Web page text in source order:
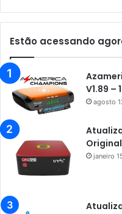
Estão acessando
V1.89 –
agosto
Original
janeiro